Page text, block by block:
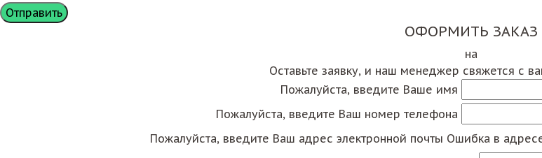
ОФОРМИТЬ ЗАКАЗ
на
Оставьте заявку, и наш менеджер свяжется с
Пожалуйста, введите Ваше имя
Пожалуйста, введите Ваш номер телефона
Пожалуйста, введите Ваш адрес электронной почты Ошибка в